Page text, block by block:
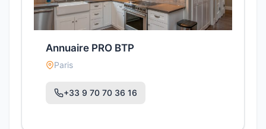
Annuaire PRO BTP
Paris
+33 9 70 70 36 16